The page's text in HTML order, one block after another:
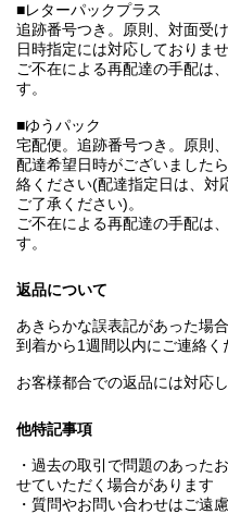
■レターパックプラス
追跡番号つき。原則、対面受
日時指定には対応しておりませ
ご不在による再配達の手配は
す。
■ゆうパック
宅配便。追跡番号つき。原則
配達希望日時がございました
絡ください(配達指定日は、対
ご了承ください)。
ご不在による再配達の手配は
す。
返品について
あきらかな誤表記があった場
到着から1週間以内にご連絡く
お客様都合での返品には対応
他特記事項
・過去の取引で問題のあった
せていただく場合があります
・質問やお問い合わせはご遠